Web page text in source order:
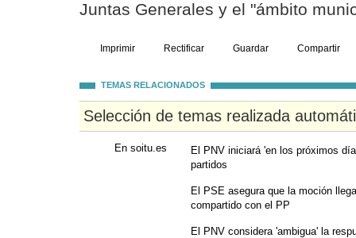
Juntas Generales y el "ámbito
Imprimir Rectificar Guardar Compartir
TEMAS RELACIONADOS
Selección de temas realizada
En soitu.es
El PNV iniciará 'en los próximos
partidos
El PSE asegura que la moción
compartido con el PP
El PNV considera 'ambigua' la